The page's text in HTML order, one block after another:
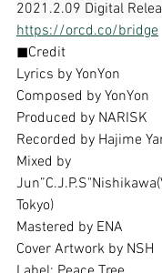
2021.2.09 Digital
https://orcd.co/bridge
◼︎Credit
Lyrics by YonYon
Composed by YonYon
Produced by NARISK
Recorded by Hajime
Mixed by
Tokyo)
Mastered by ENA
Cover Artwork by NSH